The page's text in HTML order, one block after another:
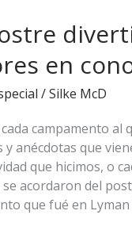
en
/Silke McD
campamento al
y anécdotas que
que hicimos, o
se acordaron del
que fué en Lyman